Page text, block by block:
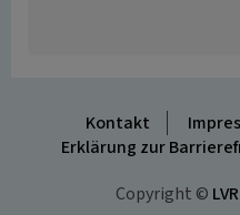
Kontakt
Erklärung zur
Copyright © LVR